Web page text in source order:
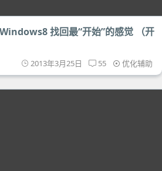
找回最“开始”的感觉 （开
2013年3月25日 55 优化辅助